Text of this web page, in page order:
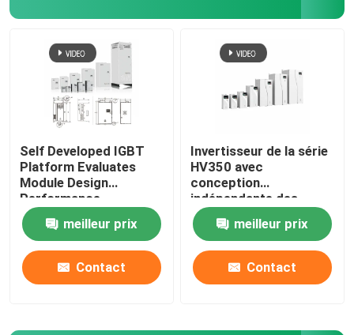
Self Developed IGBT
Platform Evaluates
Module Design
Performance
meilleur prix
Contact
Invertisseur de la série
HV350 avec
conception
indépendante des
conduits d'air et
protocole de
communication
Modbus RTU
50Hz/60Hz±5% de
meilleur prix
Contact